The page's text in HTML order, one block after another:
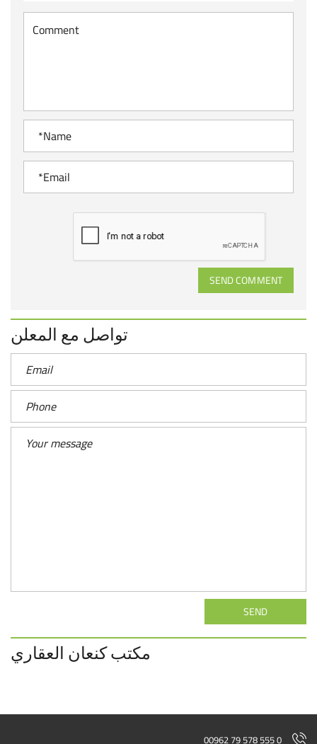
SEND COMMENT
تواصل مع المعلن
SEND
مكتب كنعان العقاري
00962 79 578 555 0